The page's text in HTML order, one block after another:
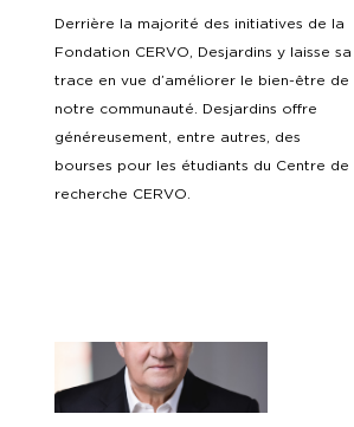
Derrière la majorité des initiatives de la
Fondation CERVO, Desjardins y laisse sa
trace en vue d’améliorer le bien-être de
notre communauté. Desjardins offre
généreusement, entre autres, des
bourses pour les étudiants du Centre de
recherche CERVO.